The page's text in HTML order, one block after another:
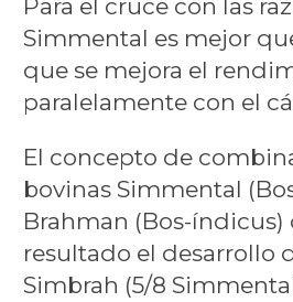
Para el cruce con las
Simmental es mejor
que se mejora el
paralelamente con el
El concepto de
bovinas Simmental
Brahman (Bos-
resultado el desarrollo
Simbrah (5/8